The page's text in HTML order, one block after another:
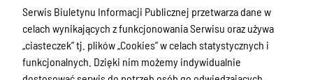
Miłakowie
Imienny wykaz głosowania radnych Rady Miejskiej w Miłakowie na XLIII sesji zwyczajnej w dniu 2 czerwca 2022 r.
Rada Miejska - Imienne wykazy
głosowań radnych Rady Miejskiej
Serwis Biuletynu Informacji Publicznej przetwarza dane w
celach wynikających z funkcjonowania Serwisu oraz używa
„ciasteczek” tj. plików „Cookies” w celach statystycznych i
funkcjonalnych. Dzięki nim możemy indywidualnie